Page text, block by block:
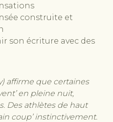
construite et
son écriture avec des
affirme que certaines
en pleine nuit,
Des athlètes de haut
coup’ instinctivement.